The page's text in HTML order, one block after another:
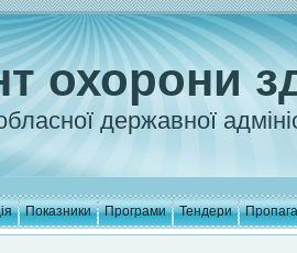
охорони
державної
Показники Програми Тендери